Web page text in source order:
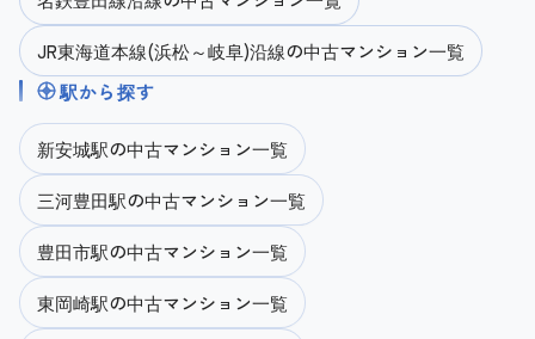
JR東海道本線(浜松～岐阜)沿線の中古マンション一覧
駅から探す
新安城駅の中古マンション一覧
三河豊田駅の中古マンション一覧
豊田市駅の中古マンション一覧
東岡崎駅の中古マンション一覧